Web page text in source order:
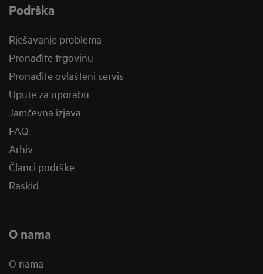
Podrška
Rješavanje problema
Pronađite trgovinu
Pronađite ovlašteni servis
Upute za uporabu
Jamčevna izjava
FAQ
Arhiv
Članci podrške
Raskid
O nama
O nama